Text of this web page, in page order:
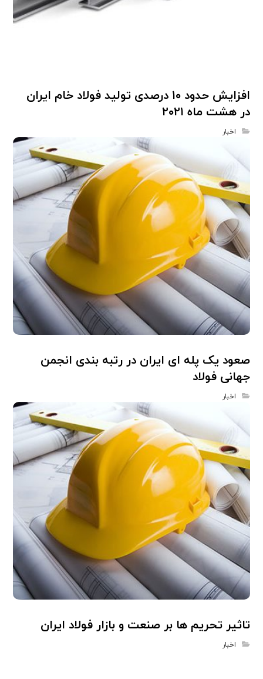
افزایش حدود ۱۰ درصدی تولید فولاد خام ایران
در هشت ماه ۲۰۲۱
اخبار
صعود یک پله ای ایران در رتبه بندی انجمن
جهانی فولاد
اخبار
تاثیر تحریم ها بر صنعت و بازار فولاد ایران
اخبار